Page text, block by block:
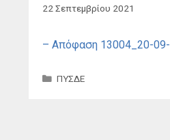
22 Σεπτεμβρίου 2021
– Απόφαση 13004_20-
Κατηγορίες
ΠΥΣΔΕ